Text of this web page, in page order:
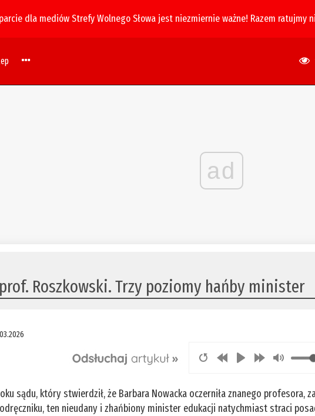
dla mediów Strefy Wolnego Słowa jest niezmiernie ważne! Razem ratujmy
ad
Roszkowski. Trzy poziomy hańby minister
sądu, który stwierdził, że Barbara Nowacka oczerniła znanego profesora,
ten nieudany i zhańbiony minister edukacji natychmiast straci